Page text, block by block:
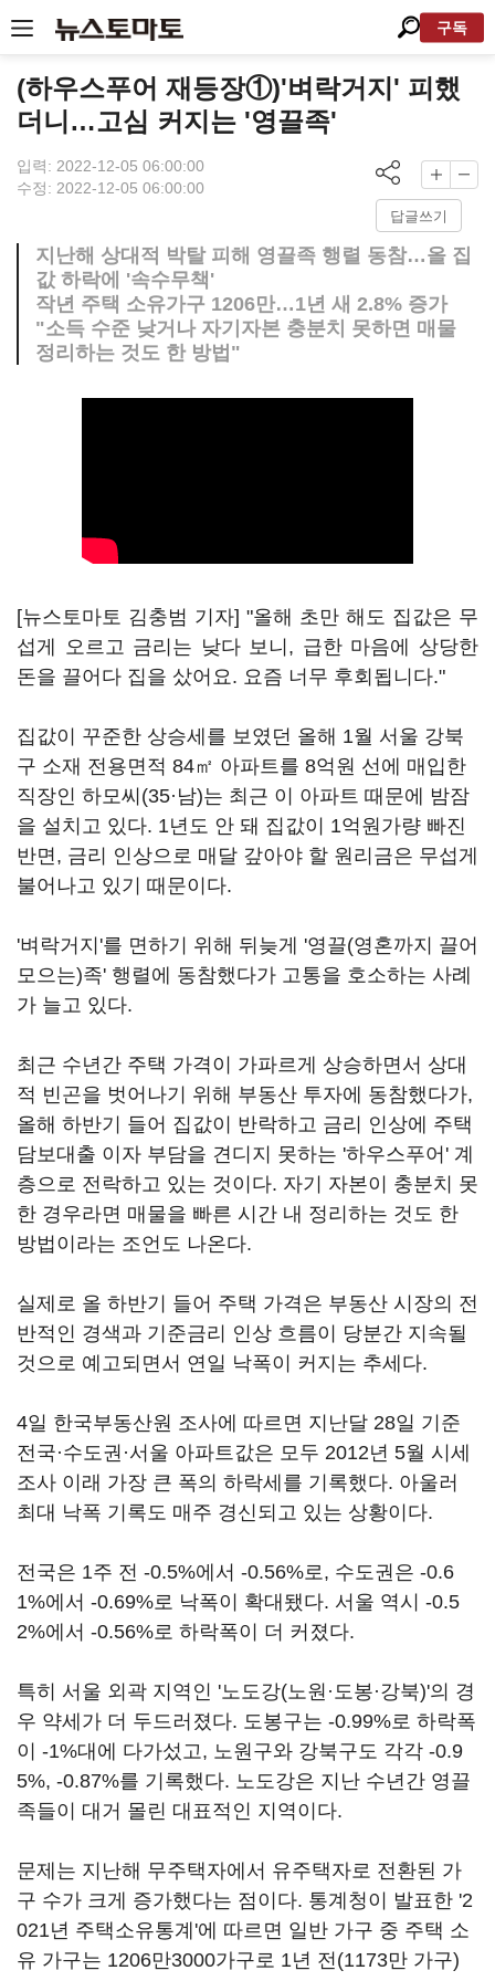
구독
(하우스푸어 재등장①)'벼락거지' 피했
더니…고심 커지는 '영끌족'
입력: 2022-12-05 06:00:00
수정: 2022-12-05 06:00:00
답글쓰기
지난해 상대적 박탈 피해 영끌족 행렬 동참…올 집
값 하락에 '속수무책'
작년 주택 소유가구 1206만…1년 새 2.8% 증가
"소득 수준 낮거나 자기자본 충분치 못하면 매물
정리하는 것도 한 방법"
[뉴스토마토 김충범 기자] "올해 초만 해도 집값은 무
섭게 오르고 금리는 낮다 보니, 급한 마음에 상당한
돈을 끌어다 집을 샀어요. 요즘 너무 후회됩니다."
집값이 꾸준한 상승세를 보였던 올해 1월 서울 강북
구 소재 전용면적 84㎡ 아파트를 8억원 선에 매입한
직장인 하모씨(35·남)는 최근 이 아파트 때문에 밤잠
을 설치고 있다. 1년도 안 돼 집값이 1억원가량 빠진
반면, 금리 인상으로 매달 갚아야 할 원리금은 무섭게
불어나고 있기 때문이다.
'벼락거지'를 면하기 위해 뒤늦게 '영끌(영혼까지 끌어
모으는)족' 행렬에 동참했다가 고통을 호소하는 사례
가 늘고 있다.
최근 수년간 주택 가격이 가파르게 상승하면서 상대
적 빈곤을 벗어나기 위해 부동산 투자에 동참했다가,
올해 하반기 들어 집값이 반락하고 금리 인상에 주택
담보대출 이자 부담을 견디지 못하는 '하우스푸어' 계
층으로 전락하고 있는 것이다. 자기 자본이 충분치 못
한 경우라면 매물을 빠른 시간 내 정리하는 것도 한
방법이라는 조언도 나온다.
실제로 올 하반기 들어 주택 가격은 부동산 시장의 전
반적인 경색과 기준금리 인상 흐름이 당분간 지속될
것으로 예고되면서 연일 낙폭이 커지는 추세다.
4일 한국부동산원 조사에 따르면 지난달 28일 기준
전국·수도권·서울 아파트값은 모두 2012년 5월 시세
조사 이래 가장 큰 폭의 하락세를 기록했다. 아울러
최대 낙폭 기록도 매주 경신되고 있는 상황이다.
전국은 1주 전 -0.5%에서 -0.56%로, 수도권은 -0.6
1%에서 -0.69%로 낙폭이 확대됐다. 서울 역시 -0.5
2%에서 -0.56%로 하락폭이 더 커졌다.
특히 서울 외곽 지역인 '노도강(노원·도봉·강북)'의 경
우 약세가 더 두드러졌다. 도봉구는 -0.99%로 하락폭
이 -1%대에 다가섰고, 노원구와 강북구도 각각 -0.9
5%, -0.87%를 기록했다. 노도강은 지난 수년간 영끌
족들이 대거 몰린 대표적인 지역이다.
문제는 지난해 무주택자에서 유주택자로 전환된 가
구 수가 크게 증가했다는 점이다. 통계청이 발표한 '2
021년 주택소유통계'에 따르면 일반 가구 중 주택 소
유 가구는 1206만3000가구로 1년 전(1173만 가구)